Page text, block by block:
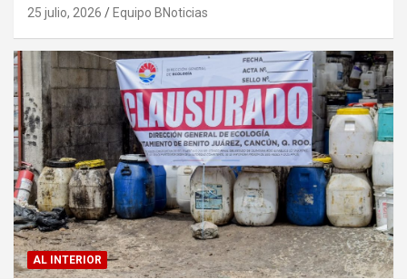
25 julio, 2026 Equipo BNoticias
AL INTERIOR